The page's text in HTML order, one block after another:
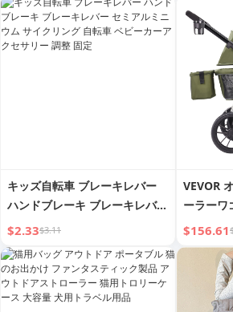
キッズ自転車 ブレーキレバー
ハンドブレーキ ブレーキレバー
セミアルミニウム サイクリング
自転車 ベビーカーアクセサリー
調整 固定
$2.33$3.11
VEVOR
ーラーワ
み式 エ
折りたた
キャノ
ー、ス
ルダー
$156.61